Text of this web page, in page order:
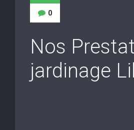
0
Nos
jardinage